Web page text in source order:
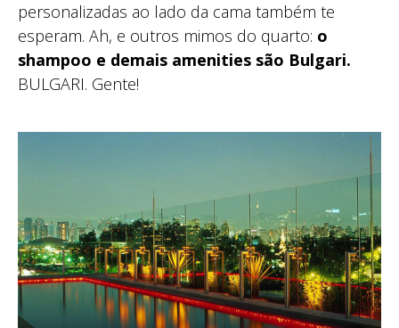
personalizadas ao lado da cama também te
esperam. Ah, e outros mimos do quarto: o
shampoo e demais amenities são Bulgari.
BULGARI. Gente!